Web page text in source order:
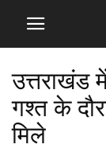
उत्तराखंड
गश्त के
मिले